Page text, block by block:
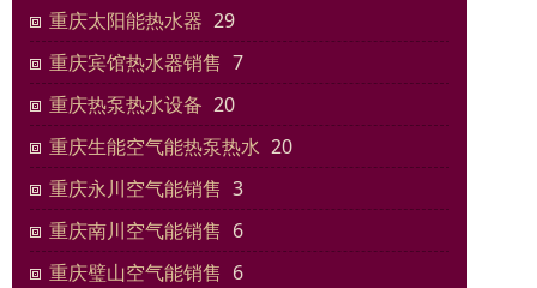
重庆太阳能热水器 29
重庆宾馆热水器销售 7
重庆热泵热水设备 20
重庆生能空气能热泵热水 20
重庆永川空气能销售 3
重庆南川空气能销售 6
重庆璧山空气能销售 6